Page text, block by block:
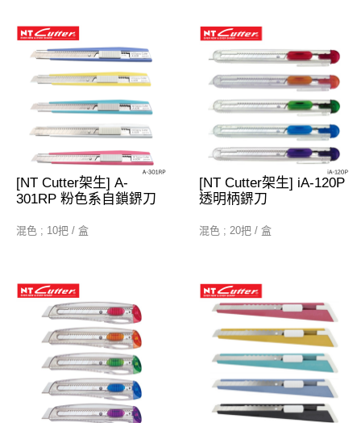
[NT Cutter架生] A-
301RP 粉色系自鎖鎅刀
混色 ; 10把 / 盒
[NT Cutter架生] iA-120P
透明柄鎅刀
混色 ; 20把 / 盒